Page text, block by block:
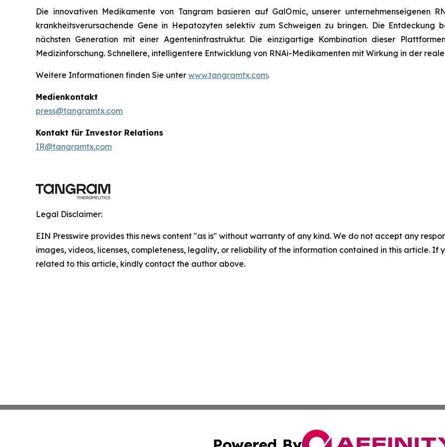
Die innovativen Medikamente von Tangram basieren auf GalOmic, unserer unternehmenseigenen
krankheitsverursachende Gene in Hepatozyten selektiv zum Schweigen zu bringen. Die
nächsten Generation mit einer Agenteninfrastruktur. Die einzigartige Kombination dieser
Medizinforschung. Schnellere, intelligentere Entwicklung von RNAi-Medikamenten mit Wirkung in der
Weitere Informationen finden Sie unter www.tangramtx.com.
Medienkontakt
press@tangramtx.com
Kontakt für Investor Relations
IR@tangramtx.com
Legal Disclaimer:
EIN Presswire provides this news content "as is" without warranty of any kind. We do not accept any
images, videos, licenses, completeness, legality, or reliability of the information contained in this article. If
related to this article, kindly contact the author above.